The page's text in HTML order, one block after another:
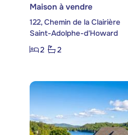
Maison à vendre
122, Chemin de la Clairière
Saint-Adolphe-d'Howard
2
2